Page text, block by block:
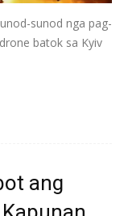
sunod nga pag-
batok sa Kyiv
ang